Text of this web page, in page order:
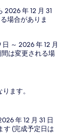
2026 年 12 月 31
場合がありま
～ 2026 年 12 月
は変更される場
ます。
年 12 月 31 日
す (完成予定日は